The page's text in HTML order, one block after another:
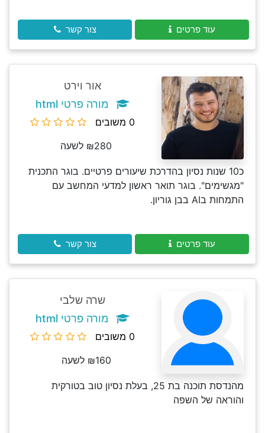
עוד פרטים צור קשר
אור וירט
מורה פרטי html
0 משובים
₪280 לשעה
כ10 שנות נסיון בהדרכת שיעורים פרטיים. בוגר התכנית
"מגשימים". בוגר תואר ראשון למדעי המחשב עם
התמחות בAI בבן גוריון.
עוד פרטים צור קשר
שרה שלבי
מורה פרטי html
0 משובים
₪160 לשעה
מהנדסת תוכנה בת 25, בעלת נסיון טוב בטורקית
והוראה של השפה